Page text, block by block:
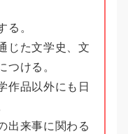
る。
じた文学史、文
つける。
作品以外にも日
出来事に関わる